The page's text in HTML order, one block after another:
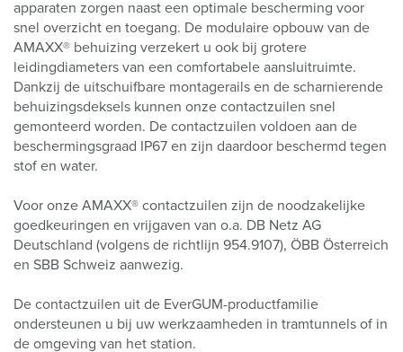
apparaten zorgen naast een optimale bescherming voor
snel overzicht en toegang. De modulaire opbouw van de
AMAXX® behuizing verzekert u ook bij grotere
leidingdiameters van een comfortabele aansluitruimte.
Dankzij de uitschuifbare montagerails en de scharnierende
behuizingsdeksels kunnen onze contactzuilen snel
gemonteerd worden. De contactzuilen voldoen aan de
beschermingsgraad IP67 en zijn daardoor beschermd tegen
stof en water.
Voor onze AMAXX® contactzuilen zijn de noodzakelijke
goedkeuringen en vrijgaven van o.a. DB Netz AG
Deutschland (volgens de richtlijn 954.9107), ÖBB Österreich
en SBB Schweiz aanwezig.
De contactzuilen uit de EverGUM-productfamilie
ondersteunen u bij uw werkzaamheden in tramtunnels of in
de omgeving van het station.